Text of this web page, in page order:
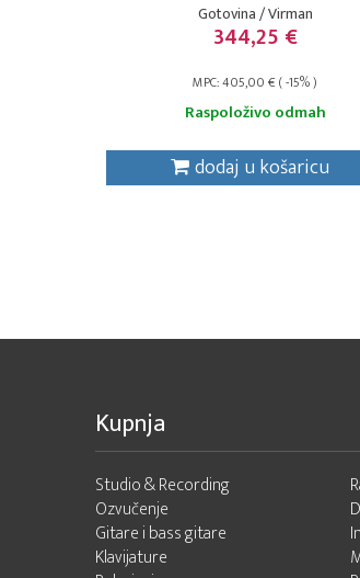
Gotovina / Virman
344,25 €
MPC: 405,00 € ( -15% )
Raspoloživo odmah
dodaj u košaricu
Kupnja
Studio & Recording
Ozvučenje
Gitare i bass gitare
Klavijature